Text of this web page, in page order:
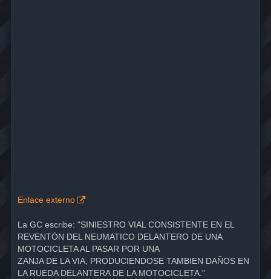
Enlace externo
La GC escribe: "SINIESTRO VIAL CONSISTENTE EN EL
REVENTÓN DEL NEUMATICO DELANTERO DE UNA
MOTOCICLETA AL PASAR POR UNA
ZANJA DE LA VIA, PRODUCIENDOSE TAMBIEN DAÑOS EN
LA RUEDA DELANTERA DE LA MOTOCICLETA."